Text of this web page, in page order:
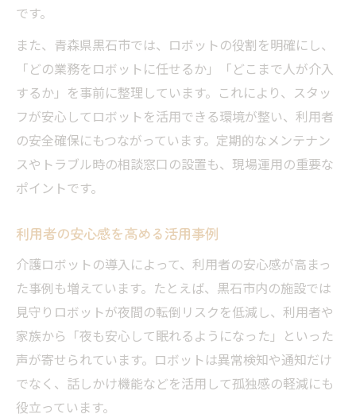
です。
また、青森県黒石市では、ロボットの役割を明確にし、
「どの業務をロボットに任せるか」「どこまで人が介入
するか」を事前に整理しています。これにより、スタッ
フが安心してロボットを活用できる環境が整い、利用者
の安全確保にもつながっています。定期的なメンテナン
スやトラブル時の相談窓口の設置も、現場運用の重要な
ポイントです。
利用者の安心感を高める活用事例
介護ロボットの導入によって、利用者の安心感が高まっ
た事例も増えています。たとえば、黒石市内の施設では
見守りロボットが夜間の転倒リスクを低減し、利用者や
家族から「夜も安心して眠れるようになった」といった
声が寄せられています。ロボットは異常検知や通知だけ
でなく、話しかけ機能などを活用して孤独感の軽減にも
役立っています。